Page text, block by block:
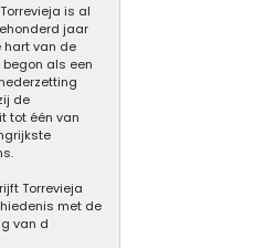
is al
jaar
hart van de
als een
de
tot één van
Torrevieja
met de
van d